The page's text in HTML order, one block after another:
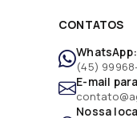
CONTATOS
WhatsApp:
(45)
E-mail
Nossa